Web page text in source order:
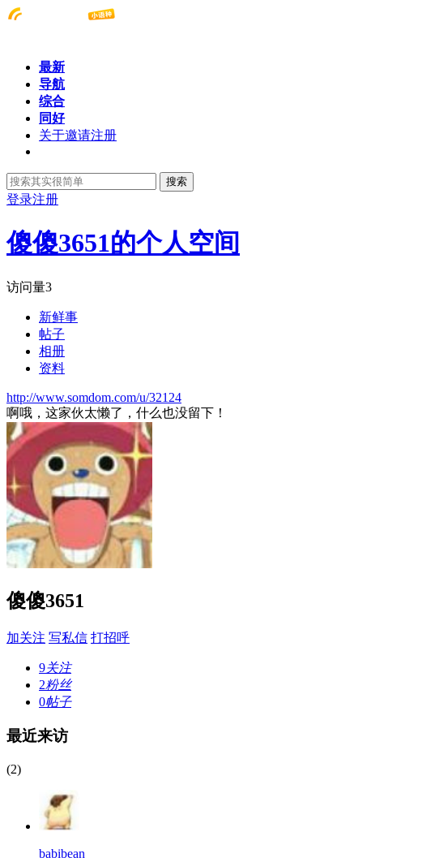
最新
导航
综合
同好
关于邀请注册
搜索
登录注册
傻傻3651的个人空间
访问量3
新鲜事
帖子
相册
资料
http://www.somdom.com/u/32124
啊哦，这家伙太懒了，什么也没留下！
傻傻3651
加关注 写私信 打招呼
9关注
2粉丝
0帖子
最近来访
(2)
babibean